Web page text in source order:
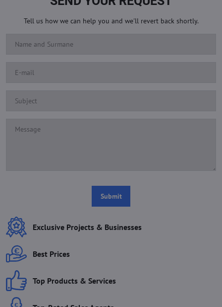
Tell us how we can help you and we'll revert back shortly.
Submit
Exclusive Projects & Businesses
Best Prices
Top Products & Services